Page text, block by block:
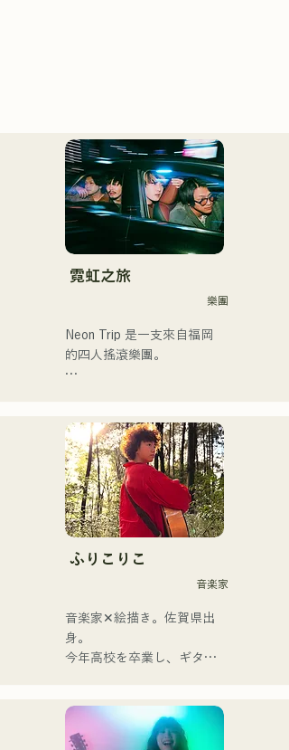
霓虹之旅
樂團
Neon Trip 是一支來自福岡
的四人搖滾樂團。
Trip」。
由主唱兼吉他手神谷雄馬傾
情演繹的懷舊歌曲，將流行
搖滾的精髓淋漓盡致地展現
出來。時而柔和、時而激昂
的旋律和歌詞，加上樂團成
以「令和歌謠搖滾」為名，
活躍於樂壇。
ふりこりこ
音楽家
音楽家✕絵描き。佐賀県出
身。
今年高校を卒業し、ギター
行う傍ら、大胆な色彩感覚
を活かしたアート制作に励